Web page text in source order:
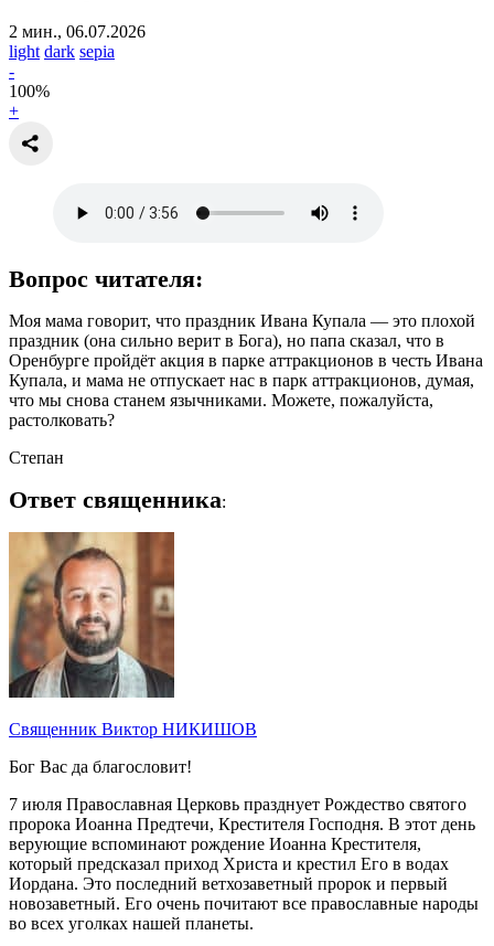
2 мин., 06.07.2026
light dark sepia
-
100%
+
Вопрос читателя:
Моя мама говорит, что праздник Ивана Купала — это плохой
праздник (она сильно верит в Бога), но папа сказал, что в
Оренбурге пройдёт акция в парке аттракционов в честь Ивана
Купала, и мама не отпускает нас в парк аттракционов, думая,
что мы снова станем язычниками. Можете, пожалуйста,
растолковать?
Степан
Ответ священника:
Священник Виктор НИКИШОВ
Бог Вас да благословит!
7 июля Православная Церковь празднует Рождество святого
пророка Иоанна Предтечи, Крестителя Господня. В этот день
верующие вспоминают рождение Иоанна Крестителя,
который предсказал приход Христа и крестил Его в водах
Иордана. Это последний ветхозаветный пророк и первый
новозаветный. Его очень почитают все православные народы
во всех уголках нашей планеты.